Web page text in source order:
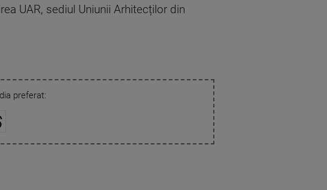
UAR, sediul Uniunii Arhitecților din
preferat: